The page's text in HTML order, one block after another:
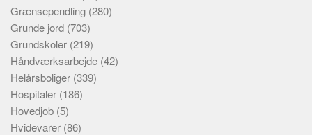
Grænsependling (280)
Grunde jord (703)
Grundskoler (219)
Håndværksarbejde (42)
Helårsboliger (339)
Hospitaler (186)
Hovedjob (5)
Hvidevarer (86)